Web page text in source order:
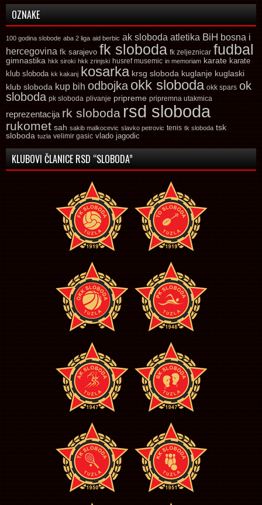
OZNAKE
100 godina slobode aba 2 liga aid berbic ak sloboda atletika BiH bosna i
hercegovina fk sarajevo fk sloboda fk zeljeznicar fudbal
gimnastika hkk siroki hkk zrinjski husref musemic in memoriam karate karate
klub sloboda kk kakanj kosarka krsg sloboda kuglanje kuglaski
klub sloboda kup bih odbojka okk sloboda okk spars ok
sloboda pk sloboda plivanje pripreme pripremna utakmica
reprezentacija rk sloboda rsd sloboda
rukomet sah sakib malkocevic slavko petrovic tenis tk sloboda tsk
sloboda tuzla velimir gasic vlado jagodic
KLUBOVI ČLANICE RSD “SLOBODA”